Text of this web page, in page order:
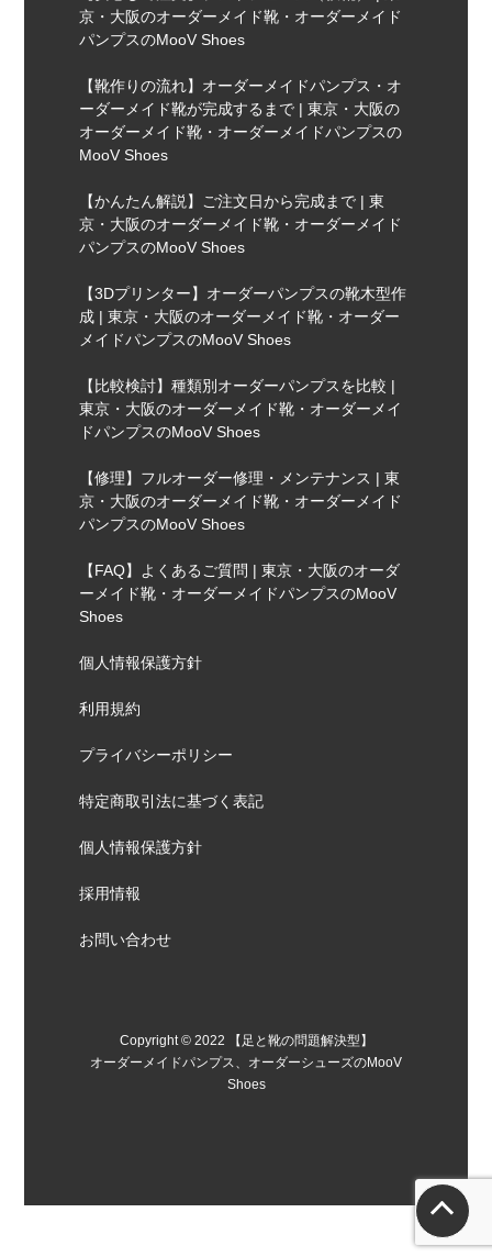
京・大阪のオーダーメイド靴・オーダーメイド
パンプスのMooV Shoes
【靴作りの流れ】オーダーメイドパンプス・オ
ーダーメイド靴が完成するまで | 東京・大阪の
オーダーメイド靴・オーダーメイドパンプスの
MooV Shoes
【かんたん解説】ご注文日から完成まで | 東
京・大阪のオーダーメイド靴・オーダーメイド
パンプスのMooV Shoes
【3Dプリンター】オーダーパンプスの靴木型作
成 | 東京・大阪のオーダーメイド靴・オーダー
メイドパンプスのMooV Shoes
【比較検討】種類別オーダーパンプスを比較 |
東京・大阪のオーダーメイド靴・オーダーメイ
ドパンプスのMooV Shoes
【修理】フルオーダー修理・メンテナンス | 東
京・大阪のオーダーメイド靴・オーダーメイド
パンプスのMooV Shoes
【FAQ】よくあるご質問 | 東京・大阪のオーダ
ーメイド靴・オーダーメイドパンプスのMooV
Shoes
個人情報保護方針
利用規約
プライバシーポリシー
特定商取引法に基づく表記
個人情報保護方針
採用情報
お問い合わせ
Copyright © 2022 【足と靴の問題解決型】
オーダーメイドパンプス、オーダーシューズのMooV
Shoes